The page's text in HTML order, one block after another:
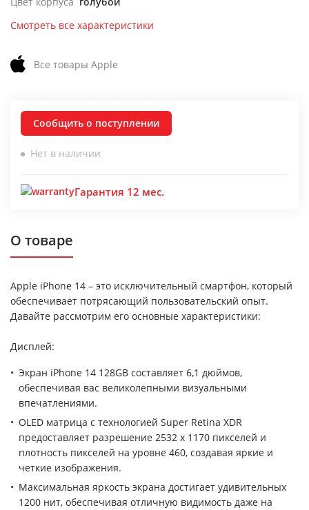
Смотреть все характеристики
Все товары Apple
Сообщить о поступлении
Нет в наличии
Гарантия 12 мес.
О товаре
Apple iPhone 14 – это исключительный смартфон, который
обеспечивает потрясающий пользовательский опыт.
Давайте рассмотрим его основные характеристики:
Дисплей:
Экран iPhone 14 128GB составляет 6,1 дюймов,
обеспечивая вас великолепными визуальными
впечатлениями.
OLED матрица с технологией Super Retina XDR
предоставляет разрешение 2532 х 1170 пикселей и
плотность пикселей на уровне 460, создавая яркие и
четкие изображения.
Максимальная яркость экрана достигает удивительных
1200 нит, обеспечивая отличную видимость даже на